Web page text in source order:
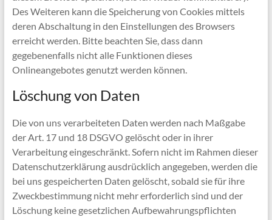
Des Weiteren kann die Speicherung von Cookies mittels
deren Abschaltung in den Einstellungen des Browsers
erreicht werden. Bitte beachten Sie, dass dann
gegebenenfalls nicht alle Funktionen dieses
Onlineangebotes genutzt werden können.
Löschung von Daten
Die von uns verarbeiteten Daten werden nach Maßgabe
der Art. 17 und 18 DSGVO gelöscht oder in ihrer
Verarbeitung eingeschränkt. Sofern nicht im Rahmen dieser
Datenschutzerklärung ausdrücklich angegeben, werden die
bei uns gespeicherten Daten gelöscht, sobald sie für ihre
Zweckbestimmung nicht mehr erforderlich sind und der
Löschung keine gesetzlichen Aufbewahrungspflichten